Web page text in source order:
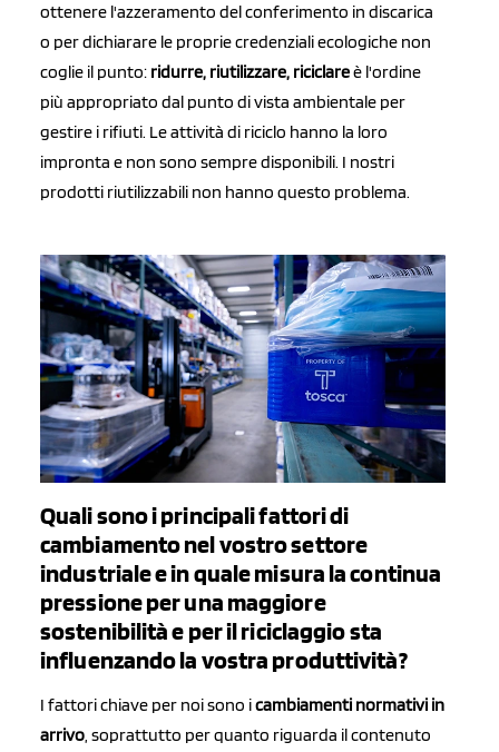
ottenere l'azzeramento del conferimento in discarica
o per dichiarare le proprie credenziali ecologiche non
coglie il punto: ridurre, riutilizzare, riciclareè l'ordine
più appropriato dal punto di vista ambientale per
gestire i rifiuti. Le attività di riciclo hanno la loro
impronta e non sono sempre disponibili. I nostri
prodotti riutilizzabili non hanno questo problema.
Quali sono i principali fattori di
cambiamento nel vostro settore
industriale e in quale misura la continua
pressione per una maggiore
sostenibilità e per il riciclaggio sta
influenzando la vostra produttività?
I fattori chiave per noi sono icambiamenti normativi in
arrivo , soprattutto per quanto riguarda il contenuto